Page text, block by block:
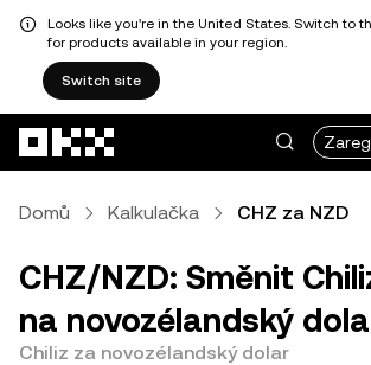
Looks like you're in the United States. Switch to
for products available in your region.
Switch site
Domů Kalkulačka CHZ za NZD
CHZ/NZD: Směnit
na novozélandský
Chiliz za novozélandský dolar